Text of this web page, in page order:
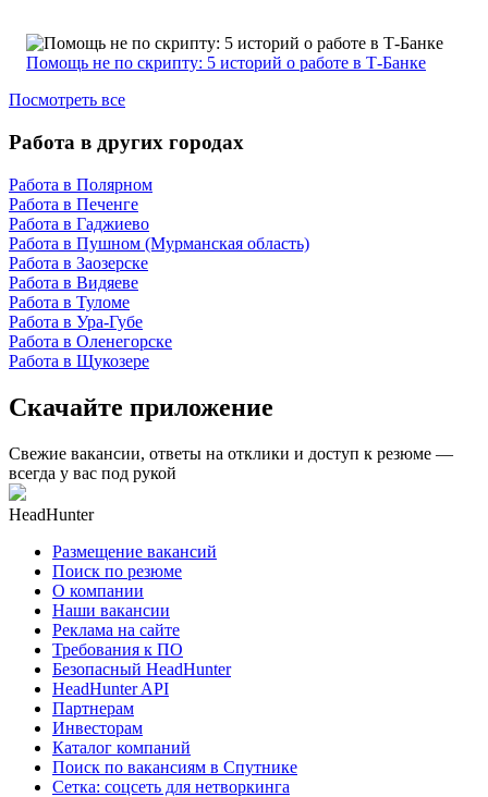
Помощь не по скрипту: 5 историй о работе в Т-Банке
Посмотреть все
Работа в других городах
Работа в Полярном
Работа в Печенге
Работа в Гаджиево
Работа в Пушном (Мурманская область)
Работа в Заозерске
Работа в Видяеве
Работа в Туломе
Работа в Ура-Губе
Работа в Оленегорске
Работа в Щукозере
Скачайте приложение
Свежие вакансии, ответы на отклики и доступ к резюме —
всегда у вас под рукой
HeadHunter
Размещение вакансий
Поиск по резюме
О компании
Наши вакансии
Реклама на сайте
Требования к ПО
Безопасный HeadHunter
HeadHunter API
Партнерам
Инвесторам
Каталог компаний
Поиск по вакансиям в Спутнике
Сетка: соцсеть для нетворкинга